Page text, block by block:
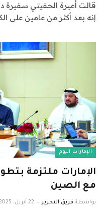
قالت أميرة الحفيتي سفيرة
إنه بعد أكثر من عامين على
الإمارات اليوم
الإمارات ملتزمة
مع الصين
بواسطة فريق التحرير 22 أبريل، 2025